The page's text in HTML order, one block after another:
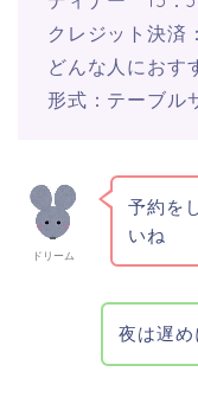
クレジット決済
どんな人におす
形式：テーブル
ドリーム
予約を
いね
夜は遅